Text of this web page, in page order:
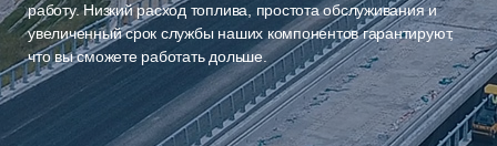
работу. Низкий расход топлива, простота обслуживания и
увеличенный срок службы наших компонентов гарантируют,
что вы сможете работать дольше.